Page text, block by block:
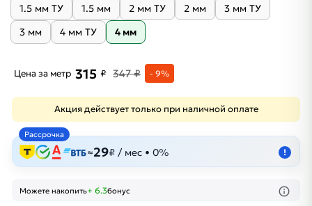
1.5 мм ТУ 1.5 мм 2 мм ТУ 2 мм
3 мм ТУ
3 мм
4 мм ТУ 4 мм
Цена за метр 315 ₽ 347 ₽ - 9%
Акция действует только при наличной оплате
Рассрочка
≈29₽ / мес • 0% !
Можете накопить+ 6.3бонус